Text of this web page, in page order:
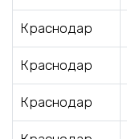
Краснодар
Краснодар
Краснодар